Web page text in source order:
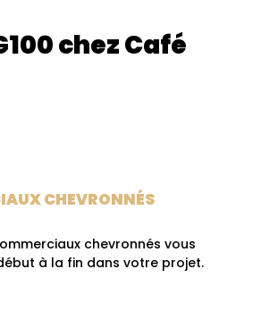
chez Café
CHEVRONNÉS
chevronnés vous
à la fin dans votre projet.